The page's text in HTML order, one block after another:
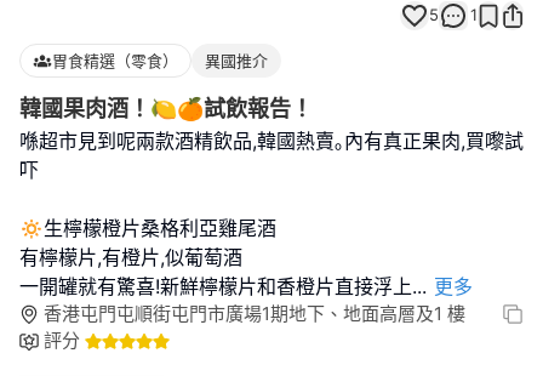
5 1
胃食精選（零食） 異國推介
韓國果肉酒！🍋🍊試飲報告！
喺超市見到呢兩款酒精飲品,韓國熱賣｡內有真正果肉,買嚟試
吓
🔅生檸檬橙片桑格利亞雞尾酒
有檸檬片,有橙片,似葡萄酒
一開罐就有驚喜!新鮮檸檬片和香橙片直接浮上... 更多
香港屯門屯順街屯門市廣場1期地下、地面高層及1 樓
評分